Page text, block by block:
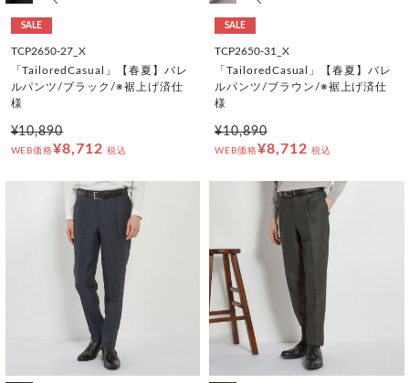
SALE
TCP2650-27_X
「TailoredCasual」【春夏】バレ
ルパンツ/ブラック/※裾上げ済仕
様
¥10,890
WEB価格¥8,712 税込
SALE
TCP2650-31_X
「TailoredCasual」【春夏】バレ
ルパンツ/ブラウン/※裾上げ済仕
様
¥10,890
WEB価格¥8,712 税込